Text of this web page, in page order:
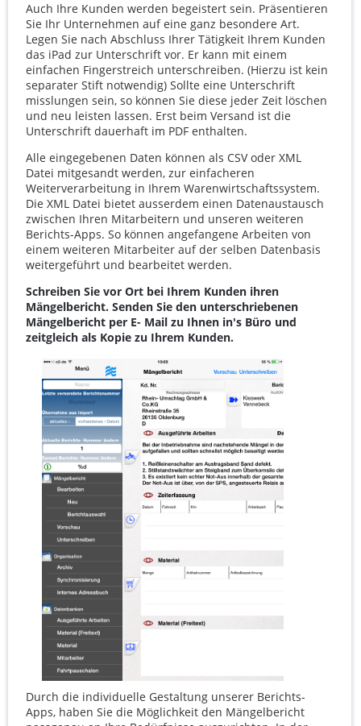
Auch Ihre Kunden werden begeistert sein. Präsentieren
Sie Ihr Unternehmen auf eine ganz besondere Art.
Legen Sie nach Abschluss Ihrer Tätigkeit Ihrem Kunden
das iPad zur Unterschrift vor. Er kann mit einem
einfachen Fingerstreich unterschreiben. (Hierzu ist kein
separater Stift notwendig) Sollte eine Unterschrift
misslungen sein, so können Sie diese jeder Zeit löschen
und neu leisten lassen. Erst beim Versand ist die
Unterschrift dauerhaft im PDF enthalten.
Alle eingegebenen Daten können als CSV oder XML
Datei mitgesandt werden, zur einfacheren
Weiterverarbeitung in Ihrem Warenwirtschaftssystem.
Die XML Datei bietet ausserdem einen Datenaustausch
zwischen Ihren Mitarbeitern und unseren weiteren
Berichts-Apps. So können angefangene Arbeiten von
einem weiteren Mitarbeiter auf der selben Datenbasis
weitergeführt und bearbeitet werden.
Schreiben Sie vor Ort bei Ihrem Kunden ihren
Mängelbericht. Senden Sie den unterschriebenen
Mängelbericht per E- Mail zu Ihnen in's Büro und
zeitgleich als Kopie zu Ihrem Kunden.
Durch die individuelle Gestaltung unserer Berichts-
Apps, haben Sie die Möglichkeit den Mängelbericht